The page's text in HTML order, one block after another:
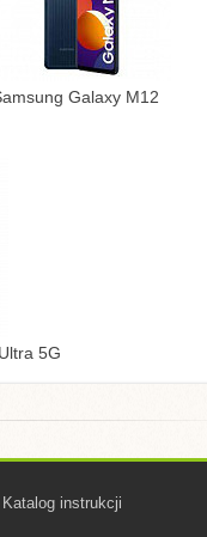
Galaxy M12
5G
Katalog instrukcji